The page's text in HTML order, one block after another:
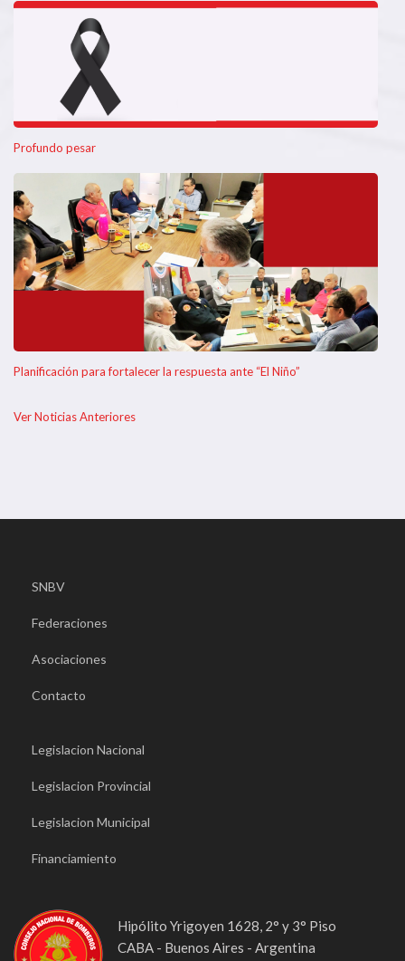
Profundo pesar
Planificación para fortalecer la respuesta ante “El Niño”
Ver Noticias Anteriores
SNBV
Federaciones
Asociaciones
Contacto
Legislacion Nacional
Legislacion Provincial
Legislacion Municipal
Financiamiento
Hipólito Yrigoyen 1628, 2° y 3° Piso
CABA - Buenos Aires - Argentina